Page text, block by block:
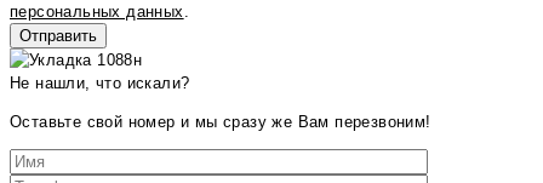
персональных данных.
Не нашли, что искали?
Оставьте свой номер и мы сразу же Вам перезвоним!